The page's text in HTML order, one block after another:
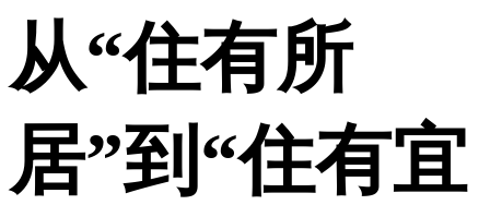
从“住有所
居”到“住有宜